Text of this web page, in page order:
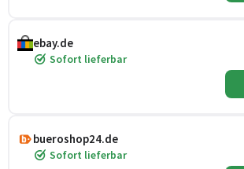
ebay.de
Sofort lieferbar
bueroshop24.de
Sofort lieferbar